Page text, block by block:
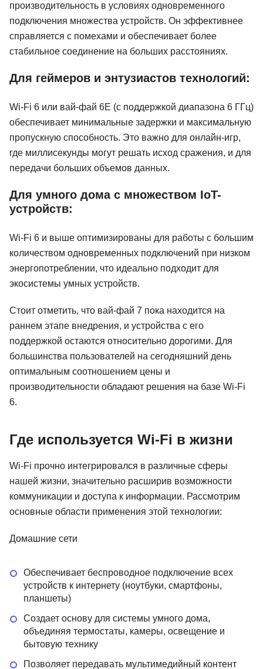
производительность в условиях одновременного
подключения множества устройств. Он эффективнее
справляется с помехами и обеспечивает более
стабильное соединение на больших расстояниях.
Для геймеров и энтузиастов технологий:
Wi-Fi 6 или вай-фай 6E (с поддержкой диапазона 6 ГГц)
обеспечивает минимальные задержки и максимальную
пропускную способность. Это важно для онлайн-игр,
где миллисекунды могут решать исход сражения, и для
передачи больших объемов данных.
Для умного дома с множеством IoT-
устройств:
Wi-Fi 6 и выше оптимизированы для работы с большим
количеством одновременных подключений при низком
энергопотреблении, что идеально подходит для
экосистемы умных устройств.
Стоит отметить, что вай-фай 7 пока находится на
раннем этапе внедрения, и устройства с его
поддержкой остаются относительно дорогими. Для
большинства пользователей на сегодняшний день
оптимальным соотношением цены и
производительности обладают решения на базе Wi-Fi
6.
Где используется Wi-Fi в жизни
Wi-Fi прочно интегрировался в различные сферы
нашей жизни, значительно расширив возможности
коммуникации и доступа к информации. Рассмотрим
основные области применения этой технологии:
Домашние сети
Обеспечивает беспроводное подключение всех
устройств к интернету (ноутбуки, смартфоны,
планшеты)
Создает основу для системы умного дома,
объединяя термостаты, камеры, освещение и
бытовую технику
Позволяет передавать мультимедийный контент